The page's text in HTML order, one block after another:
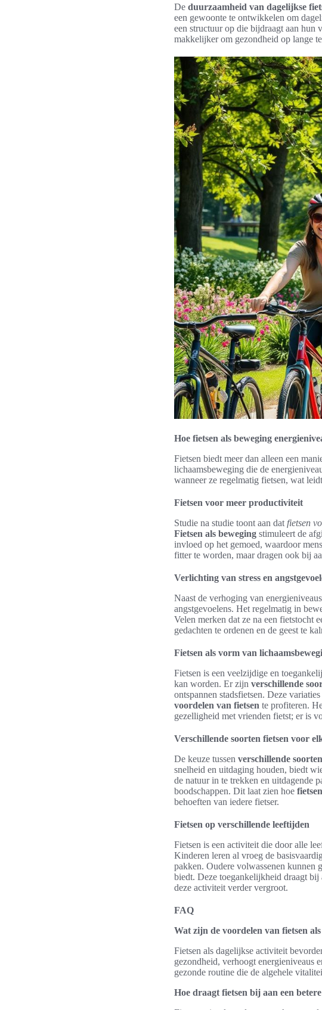
De duurzaamheid van dagelijkse
een gewoonte te ontwikkelen om
een structuur op die bijdraagt aan hun
makkelijker om gezondheid op lange
Hoe fietsen als beweging
Fietsen biedt meer dan alleen een
lichaamsbeweging die de
wanneer ze regelmatig fietsen, wat
Fietsen voor meer productiviteit
Studie na studie toont aan dat fietsen
Fietsen als beweging stimuleert de
invloed op het gemoed, waardoor
fitter te worden, maar dragen ook bij
Verlichting van stress en
Naast de verhoging van
angstgevoelens. Het regelmatig in
Velen merken dat ze na een fietstocht
gedachten te ordenen en de geest te
Fietsen als vorm van
Fietsen is een veelzijdige en
kan worden. Er zijn verschillende
ontspannen stadsfietsen. Deze
voordelen van fietsen te profiteren.
gezelligheid met vrienden fietst; er is
Verschillende soorten fietsen voor
De keuze tussen verschillende
snelheid en uitdaging houden, biedt
de natuur in te trekken en uitdagende
boodschappen. Dit laat zien hoe
behoeften van iedere fietser.
Fietsen op verschillende leeftijden
Fietsen is een activiteit die door alle
Kinderen leren al vroeg de
pakken. Oudere volwassenen kunnen
biedt. Deze toegankelijkheid draagt bij
deze activiteit verder vergroot.
FAQ
Wat zijn de voordelen van fietsen
Fietsen als dagelijkse activiteit
gezondheid, verhoogt energieniveaus
gezonde routine die de algehele
Hoe draagt fietsen bij aan een